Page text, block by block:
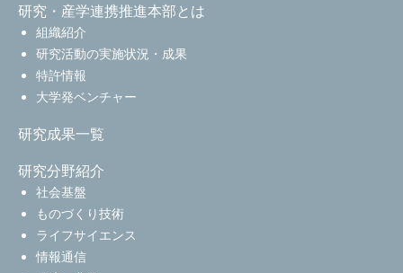
研究・産学連携推進本部とは
組織紹介
研究活動の実施状況・成果
特許情報
大学発ベンチャー
研究成果一覧
研究分野紹介
社会基盤
ものづくり技術
ライフサイエンス
情報通信